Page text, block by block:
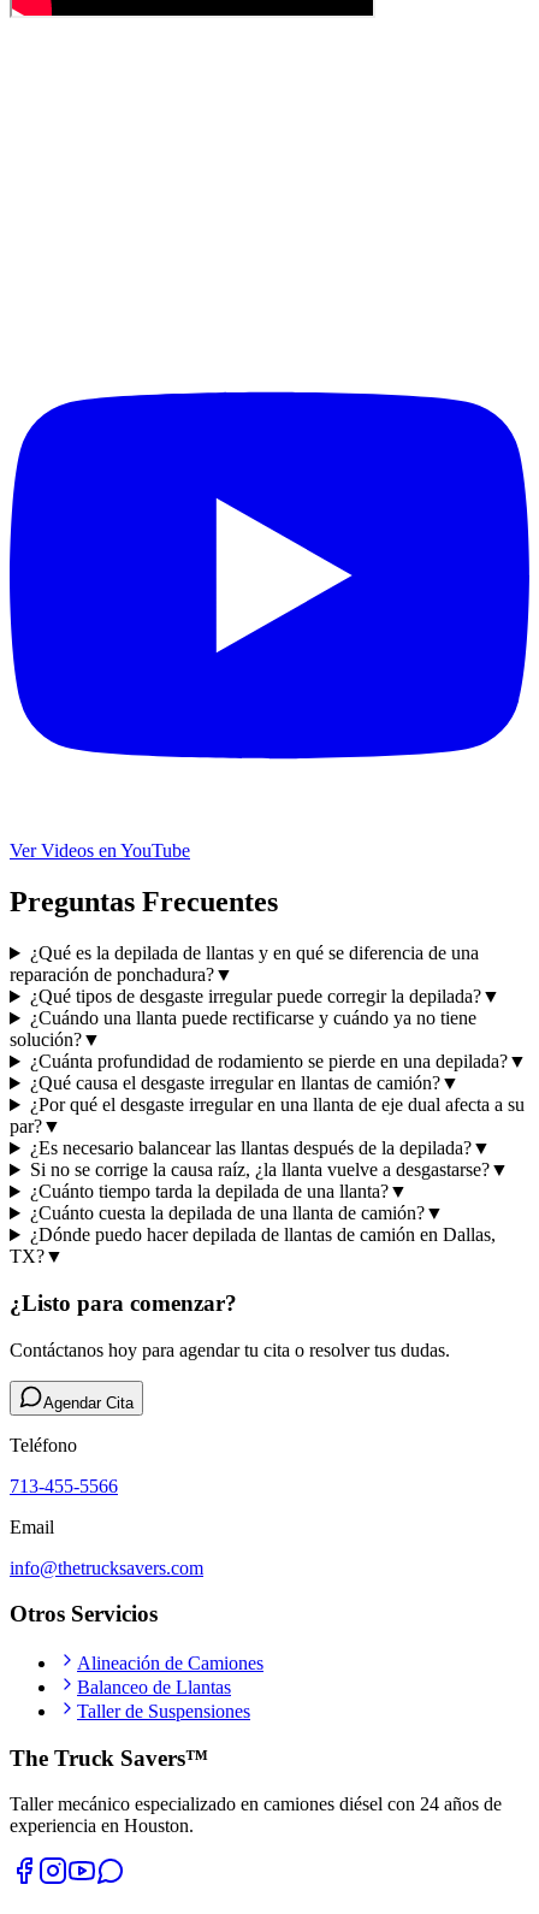
Ver Videos en YouTube
Preguntas Frecuentes
¿Qué es la depilada de llantas y en qué se diferencia de una
reparación de ponchadura?▼
¿Qué tipos de desgaste irregular puede corregir la depilada?▼
¿Cuándo una llanta puede rectificarse y cuándo ya no tiene
solución?▼
¿Cuánta profundidad de rodamiento se pierde en una depilada?▼
¿Qué causa el desgaste irregular en llantas de camión?▼
¿Por qué el desgaste irregular en una llanta de eje dual afecta a su
par?▼
¿Es necesario balancear las llantas después de la depilada?▼
Si no se corrige la causa raíz, ¿la llanta vuelve a desgastarse?▼
¿Cuánto tiempo tarda la depilada de una llanta?▼
¿Cuánto cuesta la depilada de una llanta de camión?▼
¿Dónde puedo hacer depilada de llantas de camión en Dallas,
TX?▼
¿Listo para comenzar?
Contáctanos hoy para agendar tu cita o resolver tus dudas.
Agendar Cita
Teléfono
713-455-5566
Email
info@thetrucksavers.com
Otros Servicios
Alineación de Camiones
Balanceo de Llantas
Taller de Suspensiones
The Truck Savers™
Taller mecánico especializado en camiones diésel con 24 años de
experiencia en Houston.